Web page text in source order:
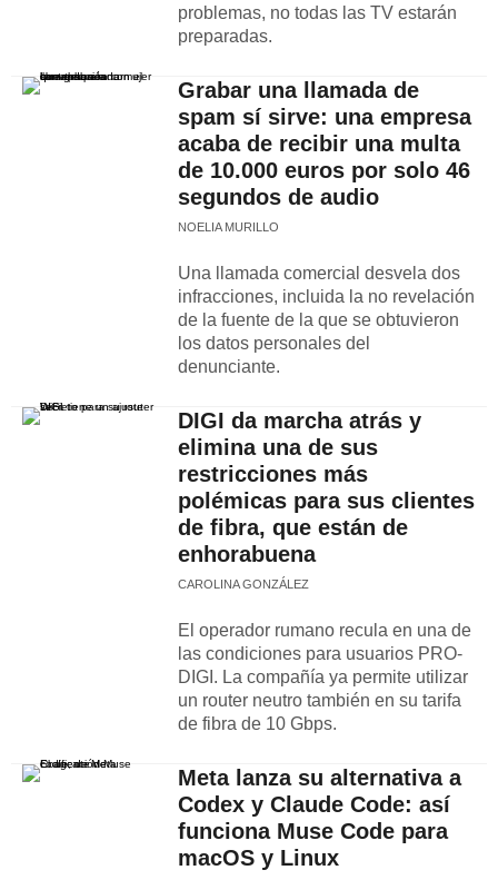
problemas, no todas las TV estarán
preparadas.
Grabar una llamada de
spam sí sirve: una empresa
acaba de recibir una multa
de 10.000 euros por solo 46
segundos de audio
NOELIA MURILLO
Una llamada comercial desvela dos
infracciones, incluida la no revelación
de la fuente de la que se obtuvieron
los datos personales del
denunciante.
DIGI da marcha atrás y
elimina una de sus
restricciones más
polémicas para sus clientes
de fibra, que están de
enhorabuena
CAROLINA GONZÁLEZ
El operador rumano recula en una de
las condiciones para usuarios PRO-
DIGI. La compañía ya permite utilizar
un router neutro también en su tarifa
de fibra de 10 Gbps.
Meta lanza su alternativa a
Codex y Claude Code: así
funciona Muse Code para
macOS y Linux